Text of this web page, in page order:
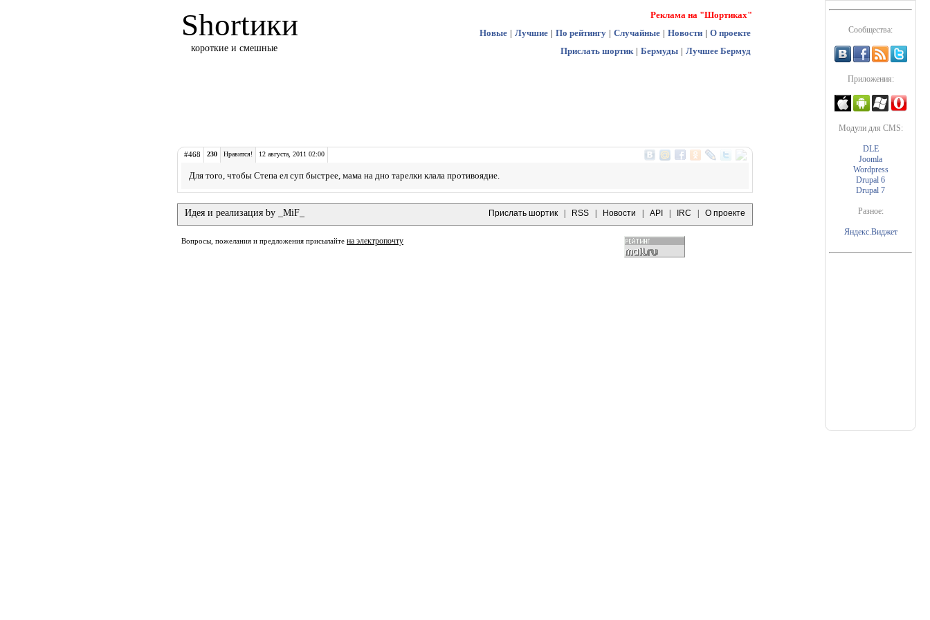
Сообщества:
Приложения:
Модули для CMS:
DLE
Joomla
Wordpress
Drupal 6
Drupal 7
Разное:
Яндекс.Виджет
Shortики
Реклама на "Шортиках"
Новые | Лучшие | По рейтингу | Случайные | Новости | О проекте
Прислать шортик | Бермуды | Лучшее Бермуд
короткие и смешные
#468 230 Нравится! 12 августа, 2011 02:00
Для того, чтобы Степа ел суп быстрее, мама на дно тарелки клала противоядие.
Идея и реализация by _MiF_ Прислать шортик RSS Новости API IRC О проекте
Вопросы, пожелания и предложения присылайте на электропочту